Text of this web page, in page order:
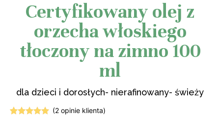
Certyfikowany olej z
orzecha włoskiego
tłoczony na zimno 100
ml
dla dzieci i dorosłych- nierafinowany- świeży
(2opinie klienta)